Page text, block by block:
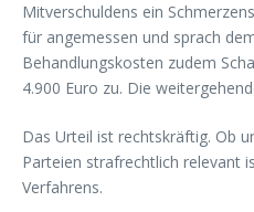
Mitverschuldens ein
für angemessen und sprach
Behandlungskosten zudem
4.900 Euro zu. Die
Das Urteil ist rechtskräftig. Ob
Parteien strafrechtlich relevant
Verfahrens.